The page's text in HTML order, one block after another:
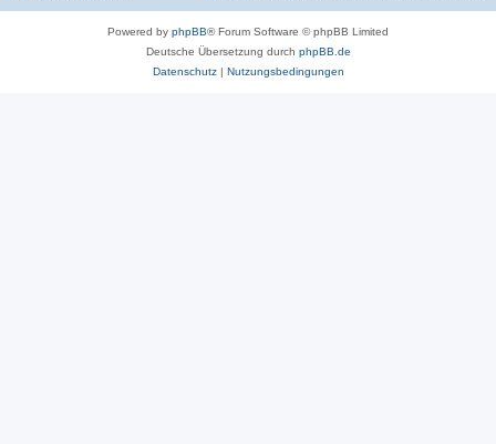
Powered by phpBB® Forum Software © phpBB Limited
Deutsche Übersetzung durch phpBB.de
Datenschutz| Nutzungsbedingungen